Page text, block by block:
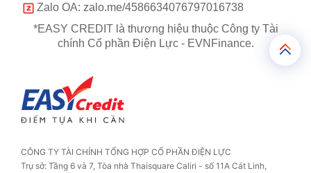
Zalo OA: zalo.me/4586634076797016738
*EASY CREDIT là thương hiệu thuộc Công ty Tài
chính Cổ phần Điện Lực - EVNFinance.
CÔNG TY TÀI CHÍNH TỔNG HỢP CỔ PHẦN ĐIỆN LỰC
Trụ sở: Tầng 6 và 7, Tòa nhà Thaisquare Caliri - số 11A Cát Linh,